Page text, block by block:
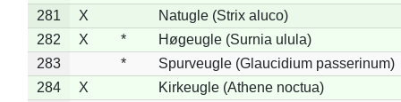
281
X
Natugle (Strix aluco)
282
X *
Høgeugle (Surnia ulula)
283
*
Spurveugle (Glaucidium passerinum)
284
X
Kirkeugle (Athene noctua)